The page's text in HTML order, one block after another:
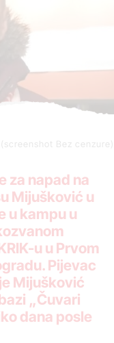
Bez cenzure)
za napad na
Mijušković u
u kampu u
u u Prvom
Pijevac
Mijušković
„Čuvari
dana posle